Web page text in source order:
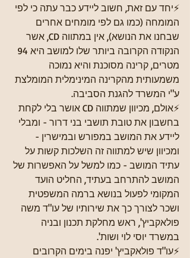
⚡יחד עם זאת, חשוב ליידע כבר עתה כי לפי
המומחה (כמו גם לפי מומחים אחרים
שבחנו את הנושא), אין במתווה CD, אשר
מטרים, קרינה מסוכנת והיא נמוכה
משמעותית מהקרינה המינימלית המומלצת
ע"י המשרד להגנת הסביבה.
⚡אולם, מכיוון שמתווה CD אושר בלי לקחת
בחשבון את טובת תושבי בני דרור - ומבלי
ליידע את המושב במפורש ובמישרין -
ומכיוון שיש למתווה זה השלכות קשות על
עתיד המושב - כמו למשל על האפשרות של
המושב להתרחב בעתיד, החליט הועד
המקומי לפעול בנושא ברמה המשפטית
ושכר לצורך כך את שירותיו של עו"ד משה
פולאקביץ', ראש מחלקת תכנון ובניה
במשרד יוסי לוי ושות'.
⚡עו"ד פולאקביץ' יפנה בימים הקרובים